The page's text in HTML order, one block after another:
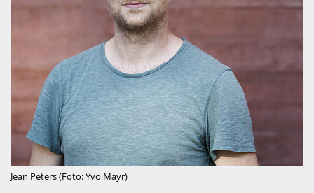
Jean Peters (Foto: Yvo Mayr)